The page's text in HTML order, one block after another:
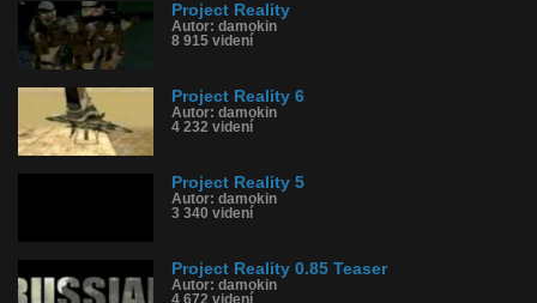
Project Reality
Autor: damokin
8 915 videní
Project Reality 6
Autor: damokin
4 232 videní
Project Reality 5
Autor: damokin
3 340 videní
Project Reality 0.85 Teaser
Autor: damokin
4 672 videní